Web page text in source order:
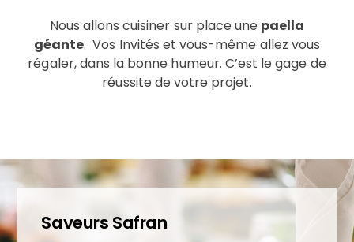
Nous allons cuisiner sur place une paella
géante. Vos Invités et vous-même allez vous
régaler, dans la bonne humeur. C’est le gage de
réussite de votre projet.
Saveurs Safran